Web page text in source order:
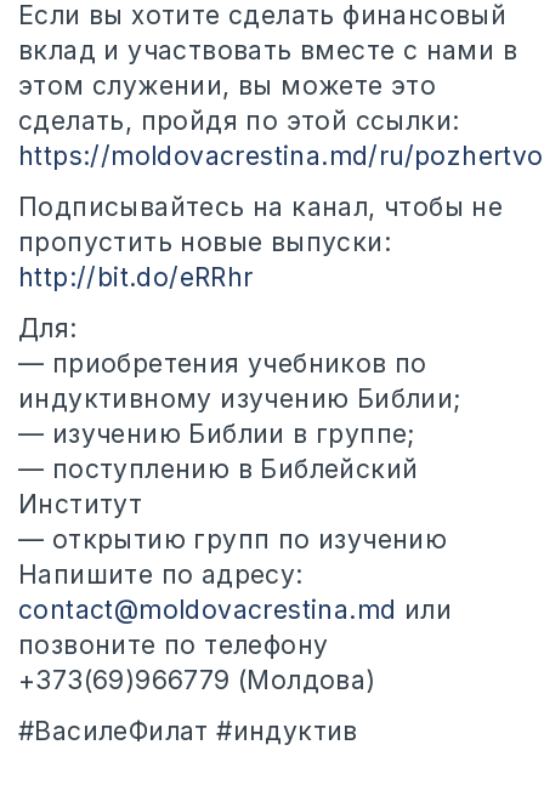
Если вы хотите сделать финансовый
вклад и участвовать вместе с нами в
этом служении, вы можете это
сделать, пройдя по этой ссылки:
https://moldovacrestina.md/ru/
Подписывайтесь на канал, чтобы не
пропустить новые выпуски:
http://bit.do/eRRhr
Для:
— приобретения учебников по
индуктивному изучению Библии;
— изучению Библии в группе;
— поступлению в Библейский
Институт
— открытию групп по изучению
Напишите по адресу:
contact@moldovacrestina.md или
позвоните по телефону
+373(69)966779 (Молдова)
#ВасилеФилат #индуктив